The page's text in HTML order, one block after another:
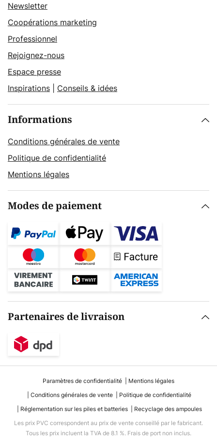
Newsletter
Coopérations marketing
Professionnel
Rejoignez-nous
Espace presse
Inspirations
Conseils & idées
Informations
Conditions générales de vente
Politique de confidentialité
Mentions légales
Modes de paiement
Partenaires de livraison
Paramètres de confidentialité
Mentions légales
Conditions générales de vente
Politique de confidentialité
Réglementation sur les piles et batteries
Recyclage des ampoules
Les prix PVC correspondent au prix de vente conseillé par le fabricant.
Tous les prix incluent la TVA de 8.1 %. Frais de port non inclus.